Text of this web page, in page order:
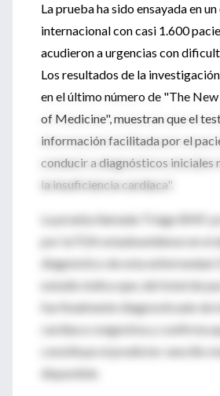
La prueba ha sido ensayada en
internacional con casi 1.600
acudieron a urgencias con
Los resultados de la
en el último número de "The
of Medicine", muestran que el
información facilitada por el
conducir a diagnósticos iniciales
la insuficiencia cardíaca".
La prueba llamada Triage BNP,
por la FDA estadounidense en el
diagnóstico de esta enfermedad.
estudio indica que, del total de
fue finalmente diagnosticado de
cardíaca congestiva y confirma
constituye el predictor sencillo
disponible.